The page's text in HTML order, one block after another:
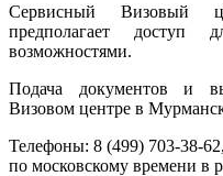
Сервисный Визовый
предполагает доступ
возможностями.
Подача документов и
Визовом центре в
Телефоны: 8 (499) 703-38-
по московскому времени в